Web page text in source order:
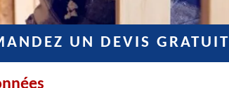
UN DEVIS GRATUIT